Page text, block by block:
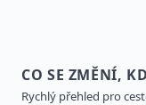
CO SE ZMĚNÍ,
Rychlý přehled pro